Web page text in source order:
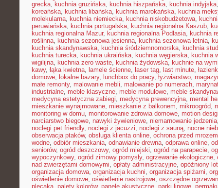
grecka, kuchnia gruzińska, kuchnia hiszpańska, kuchnia indyjska
koreańska, kuchnia libańska, kuchnia marokańska, kuchnia
molekularna, kuchnia niemiecka, kuchnia niskobudżetowa,
peruwiańska, kuchnia portugalska, kuchnia regionalna Kaszub,
kuchnia regionalna Mazur, kuchnia regionalna Podlasia, kuchnia
roślinna, kuchnia sezonowa jesienna, kuchnia sezonowa letnia,
kuchnia skandynawska, kuchnia śródziemnomorska, kuchnia
kuchnia turecka, kuchnia ukraińska, kuchnia węgierska, kuchnia
wigilijna, kuchnia zero waste, kuchnia żydowska, kuchnie na
kawy, łąka kwietna, lamele ścienne, laser tag, last minute,
domowe, lokalne bazary, lunchbox do pracy, łyżwiarstwo,
małe remonty, malowanie mebli, malowanie po numerach,
industrialne, meble klasyczne, meble modułowe, meble
medycyna estetyczna zabiegi, medycyna prewencyjna, mental
mieszkanie wynajmowane, mieszkanie z balkonem, mikroogród,
monitoring w domu, monitorowanie zdrowia domowe, motion
narciarstwo biegowe, nawyki żywieniowe, niemarnowanie jedzenia
noclegi pet friendly, noclegi z jacuzzi, noclegi z sauną, nocne
obserwacja ptaków, obsługa klienta online, ochrona przed mrozem
wodne, odbiór mieszkania, odnawianie drewna, odprawa online,
seniorów, ogród deszczowy, ogród miejski, ogród na parapecie,
wypoczynkowy, ogród zimowy pomysły, ogrzewanie ekologiczne,
nad zwierzętami domowymi, opłaty administracyjne, opóźniony lot
organizacja domowa, organizacja kuchni, organizacja spiżarni,
oświetlenie domowe, oświetlenie nastrojowe, oszczędne
plecaka, palety kolorów, panele akustyczne, parki linowe,